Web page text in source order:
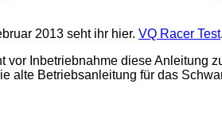
2013 seht ihr hier. VQ Racer Test.
vor Inbetriebnahme diese Anleitung
alte Betriebsanleitung für das